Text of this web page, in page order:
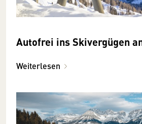
Autofrei ins Skivergügen
Weiterlesen